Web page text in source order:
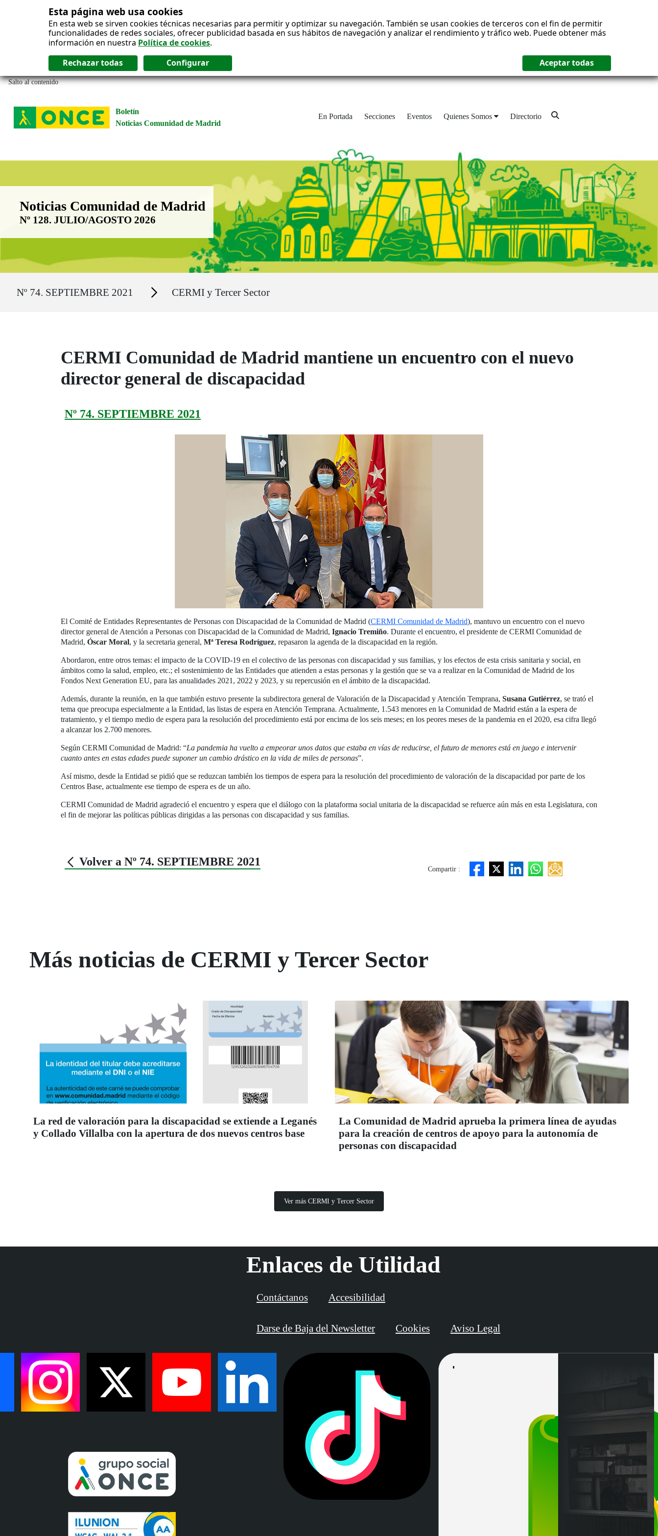
Esta página web usa cookies
En esta web se sirven cookies técnicas necesarias para permitir y optimizar su navegación. También se usan cookies de terceros con el fin de permitir
funcionalidades de redes sociales, ofrecer publicidad basada en sus hábitos de navegación y analizar el rendimiento y tráfico web. Puede obtener más
información en nuestra Política de cookies.
Salto al contenido
Boletín
Noticias Comunidad de Madrid
En Portada Secciones Eventos Quienes Somos Directorio
Boletín Noticias Comunidad de Madrid
Noticias Comunidad de Madrid
Nº 128. JULIO/AGOSTO 2026
Nº 74. SEPTIEMBRE 2021 Secciones CERMI y Tercer Sector
CERMI Comunidad de Madrid mantiene un encuentro con el nuevo
director general de discapacidad
Nº 74. SEPTIEMBRE 2021
El Comité de Entidades Representantes de Personas con Discapacidad de la Comunidad de Madrid (CERMI Comunidad de Madrid), mantuvo un encuentro con el nuevo
director general de Atención a Personas con Discapacidad de la Comunidad de Madrid, Ignacio Tremiño. Durante el encuentro, el presidente de CERMI Comunidad de
Madrid, Óscar Moral, y la secretaria general, Mª Teresa Rodríguez, repasaron la agenda de la discapacidad en la región.
Abordaron, entre otros temas: el impacto de la COVID-19 en el colectivo de las personas con discapacidad y sus familias, y los efectos de esta crisis sanitaria y social, en
ámbitos como la salud, empleo, etc.; el sostenimiento de las Entidades que atienden a estas personas y la gestión que se va a realizar en la Comunidad de Madrid de los
Fondos Next Generation EU, para las anualidades 2021, 2022 y 2023, y su repercusión en el ámbito de la discapacidad.
Además, durante la reunión, en la que también estuvo presente la subdirectora general de Valoración de la Discapacidad y Atención Temprana, Susana Gutiérrez, se trató el
tema que preocupa especialmente a la Entidad, las listas de espera en Atención Temprana. Actualmente, 1.543 menores en la Comunidad de Madrid están a la espera de
tratamiento, y el tiempo medio de espera para la resolución del procedimiento está por encima de los seis meses; en los peores meses de la pandemia en el 2020, esa cifra llegó
a alcanzar los 2.700 menores.
Según CERMI Comunidad de Madrid: “La pandemia ha vuelto a empeorar unos datos que estaba en vías de reducirse, el futuro de menores está en juego e intervenir
cuanto antes en estas edades puede suponer un cambio drástico en la vida de miles de personas”.
Así mismo, desde la Entidad se pidió que se reduzcan también los tiempos de espera para la resolución del procedimiento de valoración de la discapacidad por parte de los
Centros Base, actualmente ese tiempo de espera es de un año.
CERMI Comunidad de Madrid agradeció el encuentro y espera que el diálogo con la plataforma social unitaria de la discapacidad se refuerce aún más en esta Legislatura, con
el fin de mejorar las políticas públicas dirigidas a las personas con discapacidad y sus familias.
Volver a Nº 74. SEPTIEMBRE 2021
Compartir :
Más noticias de CERMI y Tercer Sector
La red de valoración para la discapacidad se extiende a Leganés
y Collado Villalba con la apertura de dos nuevos centros base
La Comunidad de Madrid aprueba la primera línea de ayudas
para la creación de centros de apoyo para la autonomía de
personas con discapacidad
Ver más CERMI y Tercer Sector
Enlaces de Utilidad
Contáctanos Accesibilidad
Darse de Baja del Newsletter Cookies Aviso Legal